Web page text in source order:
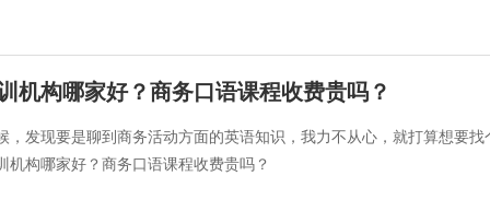
机构哪家好？商务口语课程收费贵吗？
，发现要是聊到商务活动方面的英语知识，我力不从心，就打算想要找
构哪家好？商务口语课程收费贵吗？